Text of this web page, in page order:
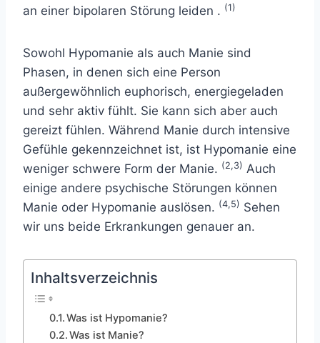
an einer bipolaren Störung leiden . (1)
Sowohl Hypomanie als auch Manie sind
Phasen, in denen sich eine Person
außergewöhnlich euphorisch, energiegeladen
und sehr aktiv fühlt. Sie kann sich aber auch
gereizt fühlen. Während Manie durch intensive
Gefühle gekennzeichnet ist, ist Hypomanie eine
weniger schwere Form der Manie. (2,3) Auch
einige andere psychische Störungen können
Manie oder Hypomanie auslösen. (4,5) Sehen
wir uns beide Erkrankungen genauer an.
Inhaltsverzeichnis
Was ist Hypomanie?
Was ist Manie?